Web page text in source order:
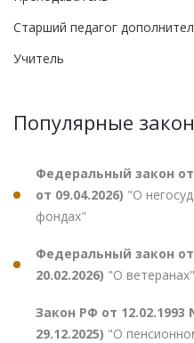
Старший педагог
Учитель
Популярные
Федеральный закон от
от 09.04.2026) "О
фондах"
Федеральный закон от
20.02.2026) "О ветеранах"
Закон РФ от 12.02.1993
29.12.2025) "О